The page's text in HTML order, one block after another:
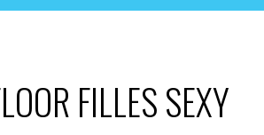
FILLES SEXY